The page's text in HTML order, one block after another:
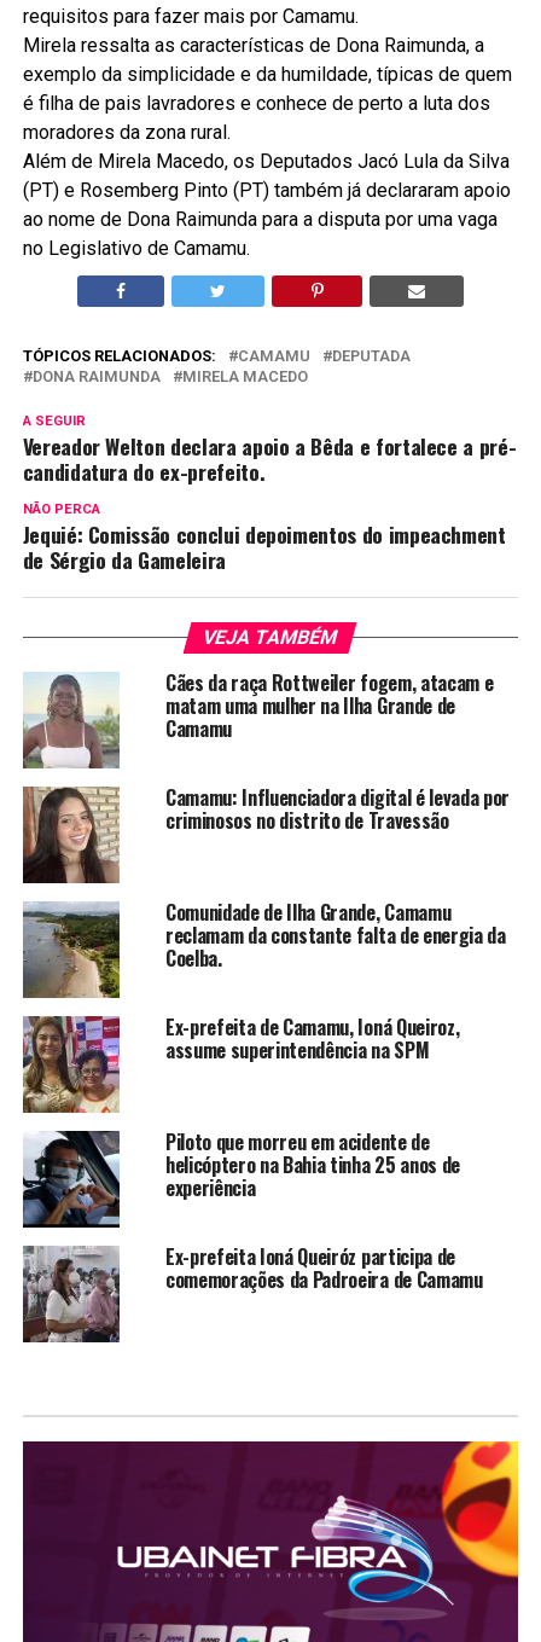
requisitos para fazer mais por Camamu.
Mirela ressalta as características de Dona Raimunda, a
exemplo da simplicidade e da humildade, típicas de quem
é filha de pais lavradores e conhece de perto a luta dos
moradores da zona rural.
Além de Mirela Macedo, os Deputados Jacó Lula da Silva
(PT) e Rosemberg Pinto (PT) também já declararam apoio
ao nome de Dona Raimunda para a disputa por uma vaga
no Legislativo de Camamu.
TÓPICOS RELACIONADOS: CAMAMU
DEPUTADA
DONA RAIMUNDA
MIRELA MACEDO
A SEGUIR
Vereador Welton declara apoio a Bêda e fortalece a pré-
candidatura do ex-prefeito.
NÃO PERCA
Jequié: Comissão conclui depoimentos do impeachment
de Sérgio da Gameleira
VEJA TAMBÉM
Cães da raça Rottweiler fogem, atacam e
matam uma mulher na Ilha Grande de
Camamu
Camamu: Influenciadora digital é levada por
criminosos no distrito de Travessão
Comunidade de Ilha Grande, Camamu
reclamam da constante falta de energia da
Coelba.
Ex-prefeita de Camamu, Ioná Queiroz,
assume superintendência na SPM
Piloto que morreu em acidente de
helicóptero na Bahia tinha 25 anos de
experiência
Ex-prefeita Ioná Queiróz participa de
comemorações da Padroeira de Camamu